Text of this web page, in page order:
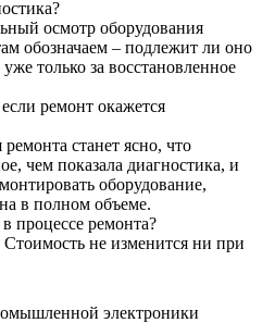
осмотр оборудования
обозначаем – подлежит ли оно
только за восстановленное
ремонт окажется
станет ясно, что
чем показала диагностика, и
оборудование,
в полном объеме.
процессе ремонта?
не изменится ни при
электроники